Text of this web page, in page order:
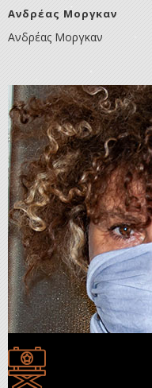
Ανδρέας Μοργκαν
Ανδρέας Μοργκαν